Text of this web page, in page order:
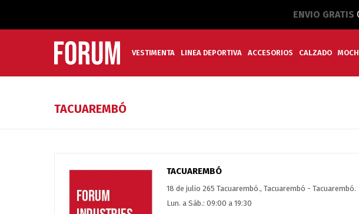
ENVIO GRATIS
VESTIMENTA LINEA DEPORTIVA ACCESORIOS CALZADO
TACUAREMBÓ
TACUAREMBÓ
18 de julio 265 Tacuarembó., Tacuarembó - Tacuarembó.
Lun. a Sáb.: 09:00 a 19:30